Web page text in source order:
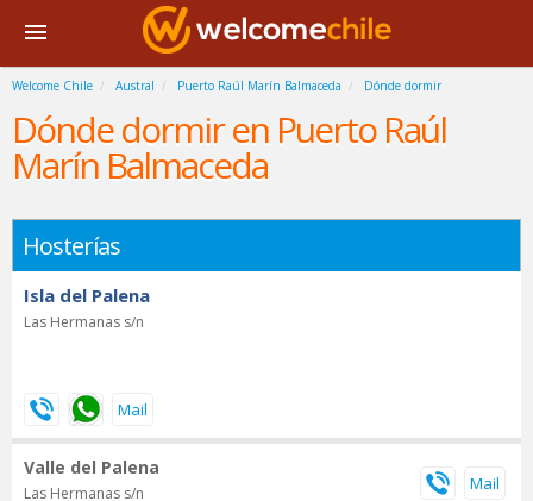
Welcome Chile Austral Puerto Raúl Marín Balmaceda Dónde dormir
Dónde dormir en Puerto Raúl
Marín Balmaceda
Hosterías
Isla del Palena
Las Hermanas s/n
Valle del Palena
Las Hermanas s/n